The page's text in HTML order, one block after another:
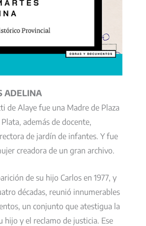
ADELINA
de Alaye fue una Madre de Plaza
además de docente,
de jardín de infantes. Y fue
creadora de un gran archivo.
de su hijo Carlos en 1977, y
décadas, reunió innumerables
un conjunto que atestigua la
hijo y el reclamo de justicia. Ese